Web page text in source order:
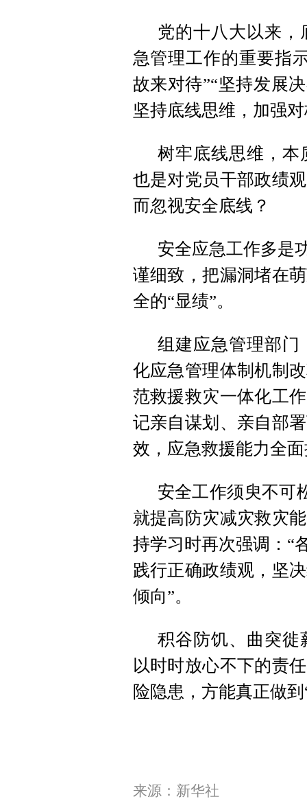
党的十八大以来
急管理工作的重要指
故来对待”“坚持发展
坚持底线思维，加强
树牢底线思维，本
也是对党员干部政绩
而忽视安全底线？
安全应急工作多是
谨细致，把漏洞堵在
全的“显绩”。
组建应急管理部门
化应急管理体制机制
范救援救灾一体化工
记亲自谋划、亲自部
效，应急救援能力全
安全工作须臾不可
就提高防灾减灾救灾
持学习时再次强调：“
践行正确政绩观，坚
倾向”。
积谷防饥、曲突徙
以时时放心不下的责
险隐患，方能真正做
来源：新华社